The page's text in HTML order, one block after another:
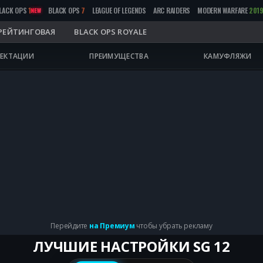
OPS1NEW BLACK OPS 7 LEAGUE OF LEGENDS ARC RAIDERS MODERN WARFARE2019
BLACK OPS ROYALE
ПРЕИМУЩЕСТВА КАМУФЛЯЖИ
Перейдите на Премиум чтобы убрать рекламу
ЛУЧШИЕ НАСТРОЙКИ SG 12